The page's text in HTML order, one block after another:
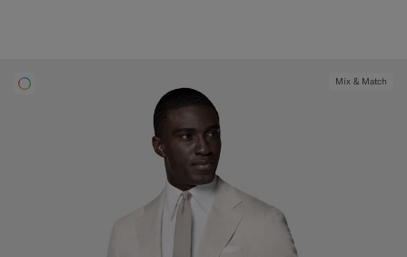
Mix & Match